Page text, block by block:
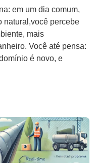
em um dia comum,
natural,você percebe
mais
Você até pensa:
é novo, e